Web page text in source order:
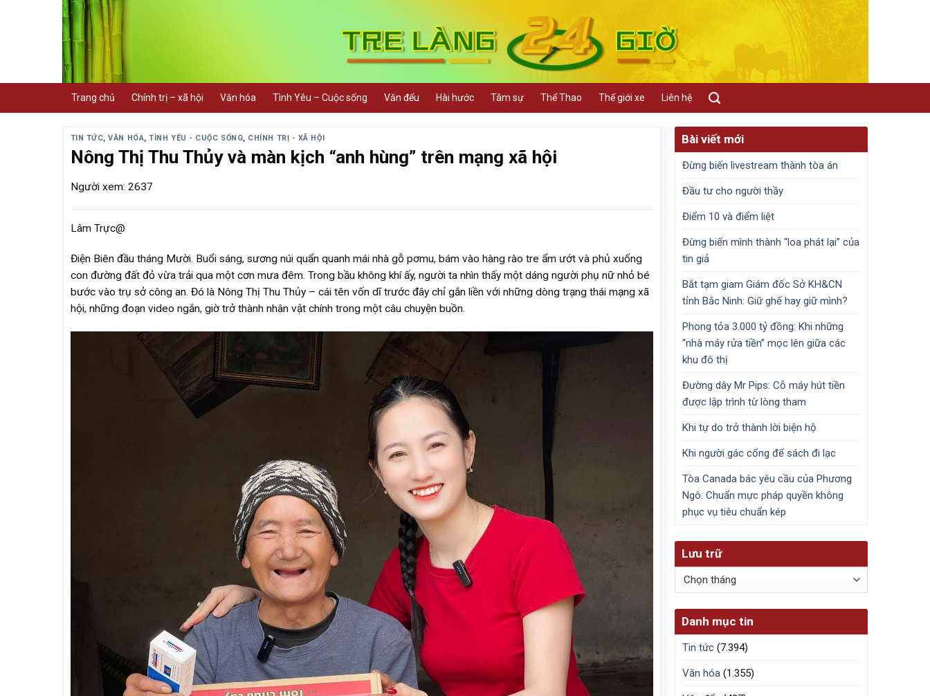
Trang chủ Chính trị – xã hội Văn hóa Tình Yêu – Cuộc sống Văn đểu Hài hước Tâm sự Thể Thao Thế giới xe Liên hệ
TIN TỨC,VĂN HÓA,TÌNH YÊU - CUỘC SỐNG, CHÍNH TRỊ - XÃ HỘI
Nông Thị Thu Thủy và màn kịch “anh hùng” trên mạng xã hội
Người xem: 2637
Lâm Trực@
Điện Biên đầu tháng Mười. Buổi sáng, sương núi quẩn quanh mái nhà gỗ pơmu, bám vào hàng rào tre ẩm ướt và phủ xuống
con đường đất đỏ vừa trải qua một cơn mưa đêm. Trong bầu không khí ấy, người ta nhìn thấy một dáng người phụ nữ nhỏ bé
bước vào trụ sở công an. Đó là Nông Thị Thu Thủy – cái tên vốn dĩ trước đây chỉ gắn liền với những dòng trạng thái mạng xã
hội, những đoạn video ngắn, giờ trở thành nhân vật chính trong một câu chuyện buồn.
Bài viết mới
Đừng biến livestream thành tòa án
Đầu tư cho người thầy
Điểm 10 và điểm liệt
Đừng biến mình thành “loa phát lại” của
tin giả
Bắt tạm giam Giám đốc Sở KH&CN
tỉnh Bắc Ninh: Giữ ghế hay giữ mình?
Phong tỏa 3.000 tỷ đồng: Khi những
“nhà máy rửa tiền” mọc lên giữa các
khu đô thị
Đường dây Mr Pips: Cỗ máy hút tiền
được lập trình từ lòng tham
Khi tự do trở thành lời biện hộ
Khi người gác cổng để sách đi lạc
Tòa Canada bác yêu cầu của Phương
Ngô: Chuẩn mực pháp quyền không
phục vụ tiêu chuẩn kép
Lưu trữ
Lưu
Danh mục tin
Tin tức (7.394)
Văn hóa (1.355)